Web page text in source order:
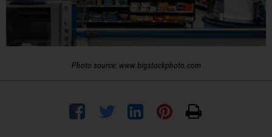
Photo source: www.bigstockphoto.com